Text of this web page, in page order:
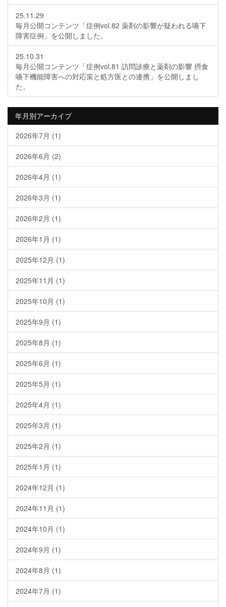
25.11.29
毎月公開コンテンツ「症例vol.82 薬剤の影響が疑われる嚥下
障害症例」を公開しました。
25.10.31
毎月公開コンテンツ「症例vol.81 訪問診療と薬剤の影響 摂食
嚥下機能障害への対応策と処方医との連携」を公開しまし
た。
年月別アーカイブ
2026年7月 (1)
2026年6月 (2)
2026年4月 (1)
2026年3月 (1)
2026年2月 (1)
2026年1月 (1)
2025年12月 (1)
2025年11月 (1)
2025年10月 (1)
2025年9月 (1)
2025年8月 (1)
2025年6月 (1)
2025年5月 (1)
2025年4月 (1)
2025年3月 (1)
2025年2月 (1)
2025年1月 (1)
2024年12月 (1)
2024年11月 (1)
2024年10月 (1)
2024年9月 (1)
2024年8月 (1)
2024年7月 (1)